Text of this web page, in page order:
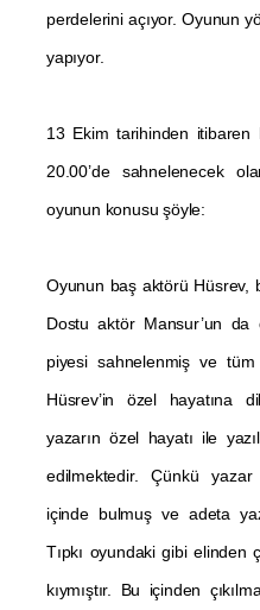
perdelerini açıyor. Oyunun
yapıyor.
13 Ekim tarihinden
20.00’de sahnelenecek
oyunun konusu şöyle:
Oyunun baş aktörü Hüsrev,
Dostu aktör Mansur’un da
piyesi sahnelenmiş ve
Hüsrev’in özel hayatına
yazarın özel hayatı ile
edilmektedir. Çünkü
içinde bulmuş ve adeta
Tıpkı oyundaki gibi elinden
kıymıştır. Bu içinden